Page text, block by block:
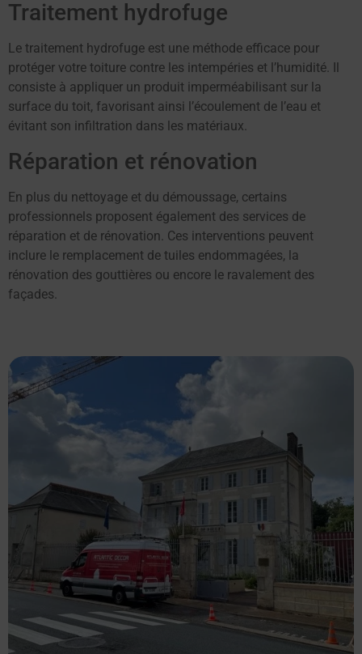
Traitement hydrofuge
Le traitement hydrofuge est une méthode efficace pour
protéger votre toiture contre les intempéries et l’humidité. Il
consiste à appliquer un produit imperméabilisant sur la
surface du toit, favorisant ainsi l’écoulement de l’eau et
évitant son infiltration dans les matériaux.
Réparation et rénovation
En plus du nettoyage et du démoussage, certains
professionnels proposent également des services de
réparation et de rénovation. Ces interventions peuvent
inclure le remplacement de tuiles endommagées, la
rénovation des gouttières ou encore le ravalement des
façades.